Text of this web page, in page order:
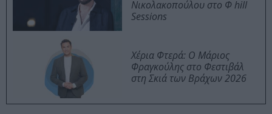
Νικολακοπούλου στο Φ hill
Sessions
Χέρια Φτερά: Ο Μάριος
Φραγκούλης στο Φεστιβάλ
στη Σκιά των Βράχων 2026